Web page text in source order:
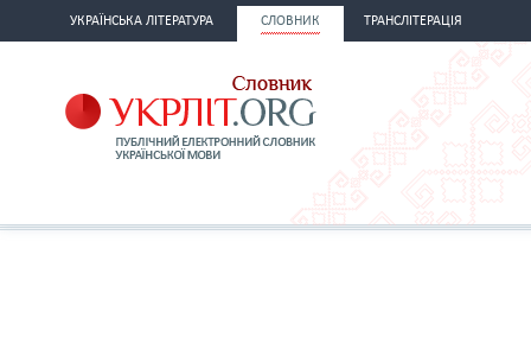
УКРАЇНСЬКА ЛІТЕРАТУРА СЛОВНИК ТРАНСЛІТЕРАЦІЯ